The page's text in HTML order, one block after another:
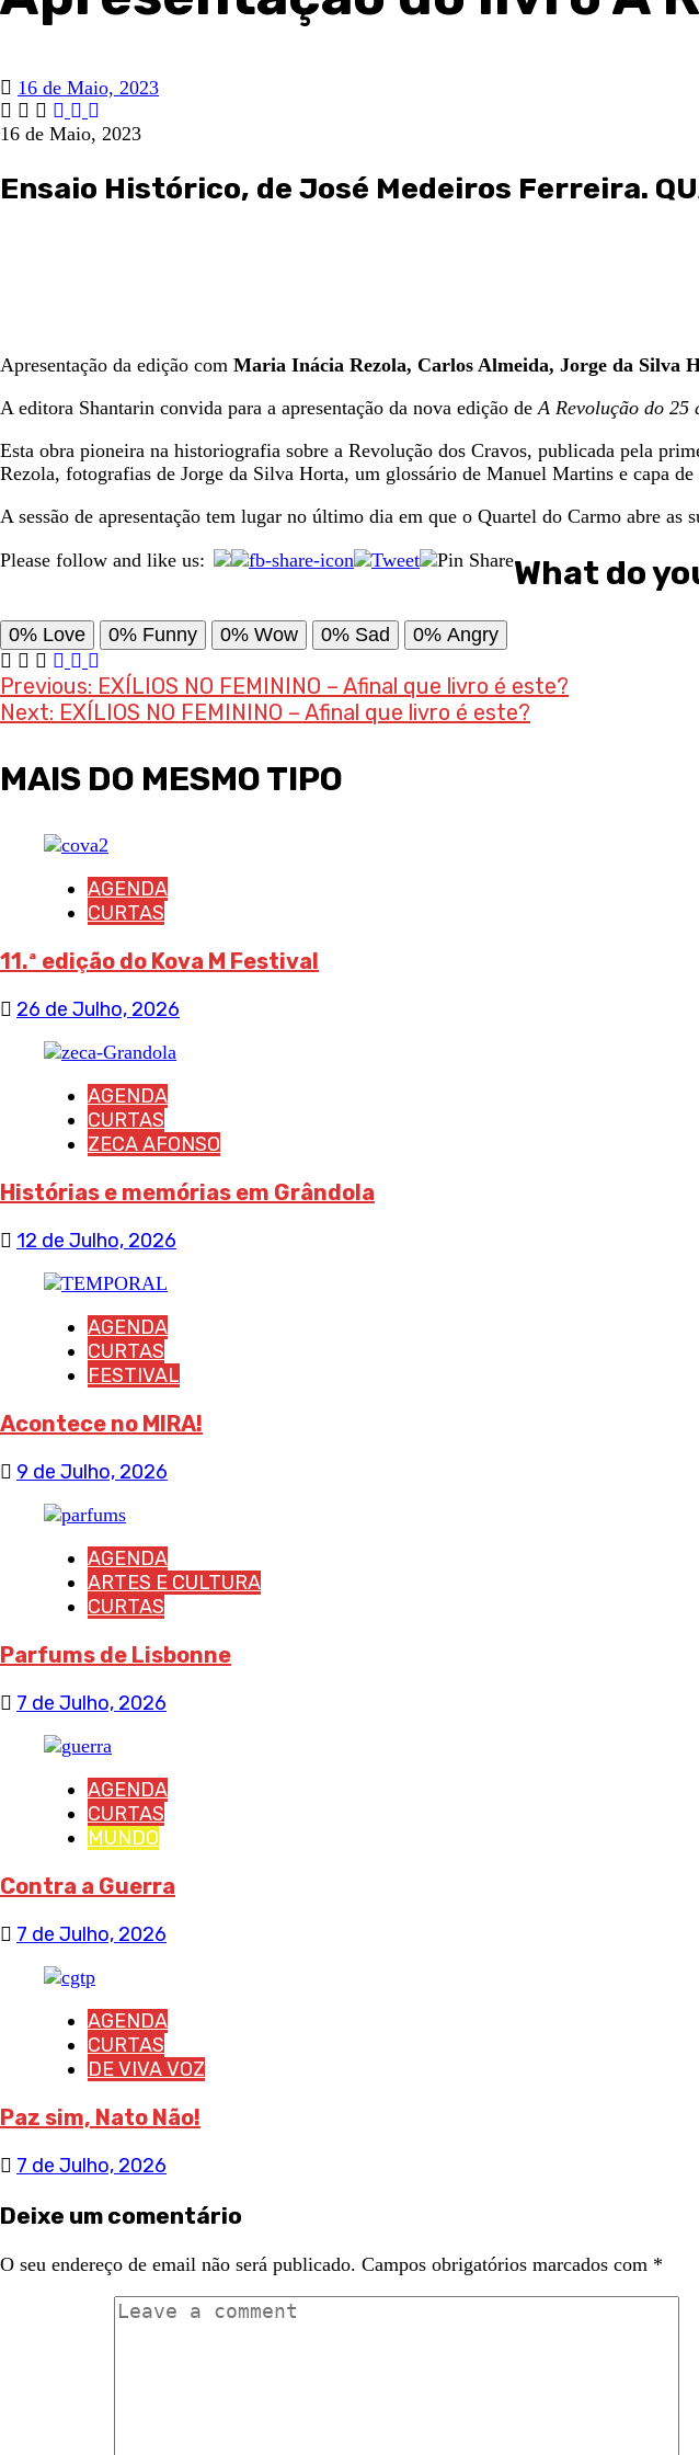
16 de Maio, 2023
16 de Maio, 2023
Ensaio Histórico, de José Medeiros Ferreira.
Apresentação da edição com Maria Inácia Rezola, Carlos Almeida, Jorge da Silva
A editora Shantarin convida para a apresentação da nova edição de A Revolução do 25
Esta obra pioneira na historiografia sobre a Revolução dos Cravos, publicada pela
Rezola, fotografias de Jorge da Silva Horta, um glossário de Manuel Martins e capa de
A sessão de apresentação tem lugar no último dia em que o Quartel do Carmo abre
Please follow and like us: What do
0% Love 0% Funny 0% Wow 0% Sad 0% Angry
Post
navigation
Previous: EXÍLIOS NO FEMININO – Afinal que livro é este?
Next: EXÍLIOS NO FEMININO – Afinal que livro é este?
MAIS DO MESMO TIPO
AGENDA
CURTAS
11.ª edição do Kova M Festival
26 de Julho, 2026
AGENDA
CURTAS
ZECA AFONSO
Histórias e memórias em Grândola
12 de Julho, 2026
AGENDA
CURTAS
FESTIVAL
Acontece no MIRA!
9 de Julho, 2026
AGENDA
ARTES E CULTURA
CURTAS
Parfums de Lisbonne
7 de Julho, 2026
AGENDA
CURTAS
MUNDO
Contra a Guerra
7 de Julho, 2026
AGENDA
CURTAS
DE VIVA VOZ
Paz sim, Nato Não!
7 de Julho, 2026
Deixe um comentário
O seu endereço de email não será publicado. Campos obrigatórios marcados com *